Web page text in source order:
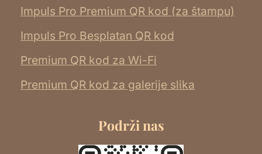
Impuls Pro Premium QR kod (za štampu)
Impuls Pro Besplatan QR kod
Premium QR kod za Wi-Fi
Premium QR kod za galerije slika
Podrži nas